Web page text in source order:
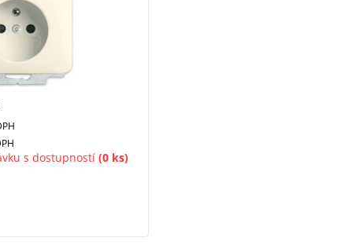
s dostupností (0 ks)